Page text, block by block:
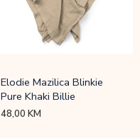
Elodie Mazilica Blinkie
Pure Khaki Billie
48,00KM